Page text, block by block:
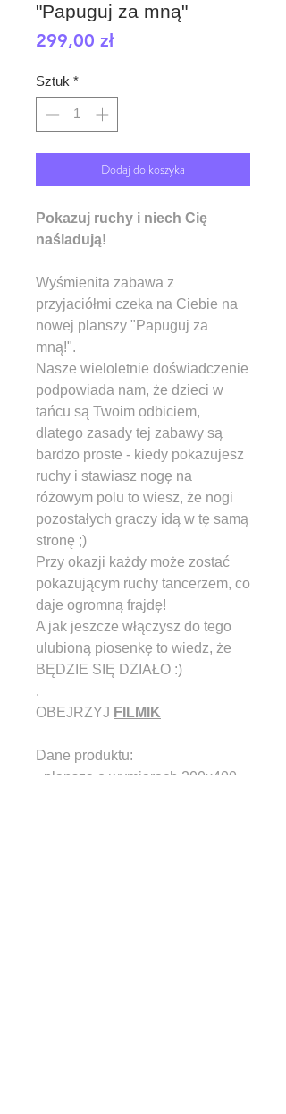
"Papuguj za mną"
299,00 złCena
Sztuk *
Dodaj do koszyka
Pokazuj ruchy i niech Cię
naśladują!
Wyśmienita zabawa z
przyjaciółmi czeka na Ciebie na
nowej planszy "Papuguj za
mną!".
Nasze wieloletnie doświadczenie
podpowiada nam, że dzieci w
tańcu są Twoim odbiciem,
dlatego zasady tej zabawy są
bardzo proste - kiedy pokazujesz
ruchy i stawiasz nogę na
różowym polu to wiesz, że nogi
pozostałych graczy idą w tę samą
stronę ;)
Przy okazji każdy może zostać
pokazującym ruchy tancerzem, co
daje ogromną frajdę!
A jak jeszcze włączysz do tego
ulubioną piosenkę to wiedz, że
BĘDZIE SIĘ DZIAŁO :)
.
OBEJRZYJ FILMIK
Dane produktu:
- plansza o wymiarach 200x400